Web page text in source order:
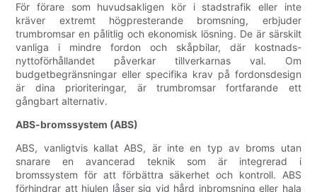
För förare som huvudsakligen kör i stadstrafik eller inte
kräver extremt högpresterande bromsning, erbjuder
trumbromsar en pålitlig och ekonomisk lösning. De är särskilt
vanliga i mindre fordon och skåpbilar, där kostnads-
nyttoförhållandet påverkar tillverkarnas val. Om
budgetbegränsningar eller specifika krav på fordonsdesign
är dina prioriteringar, är trumbromsar fortfarande ett
gångbart alternativ.
ABS-bromssystem (ABS)
ABS, vanligtvis kallat ABS, är inte en typ av broms utan
snarare en avancerad teknik som är integrerad i
bromssystem för att förbättra säkerhet och kontroll. ABS
förhindrar att hjulen låser sig vid hård inbromsning eller hala